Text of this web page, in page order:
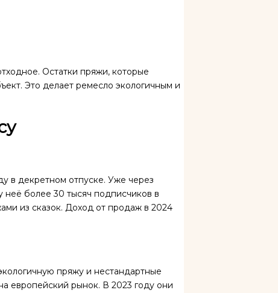
Остатки пряжи, которые
Это делает ремесло экологичным и
в декретном отпуске. Уже через
более 30 тысяч подписчиков в
из сказок. Доход от продаж в 2024
пряжу и нестандартные
европейский рынок. В 2023 году они